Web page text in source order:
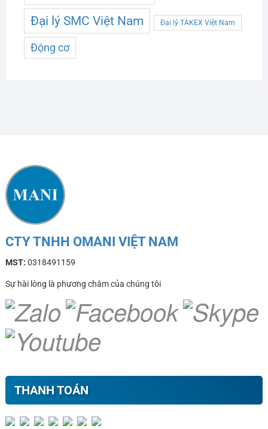
Đại lý SMC Việt Nam Đại lý TAKEX Việt Nam
Động cơ
CTY TNHH OMANI VIỆT NAM
MST: 0318491159
Sự hài lòng là phương châm của chúng tôi
THANH TOÁN